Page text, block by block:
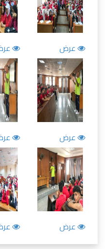
عرض
عرض
عرض